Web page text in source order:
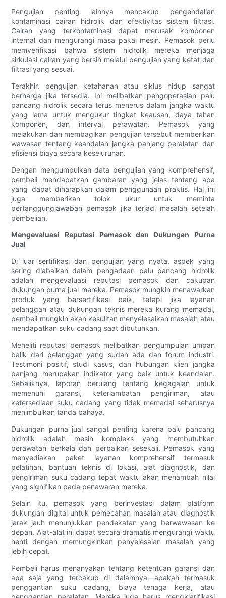
Pengujian penting lainnya mencakup pengendalian
kontaminasi cairan hidrolik dan efektivitas sistem filtrasi.
Cairan yang terkontaminasi dapat merusak komponen
internal dan mengurangi masa pakai mesin. Pemasok perlu
memverifikasi bahwa sistem hidrolik mereka menjaga
sirkulasi cairan yang bersih melalui pengujian yang ketat dan
filtrasi yang sesuai.
Terakhir, pengujian ketahanan atau siklus hidup sangat
berharga jika tersedia. Ini melibatkan pengoperasian palu
pancang hidrolik secara terus menerus dalam jangka waktu
yang lama untuk mengukur tingkat keausan, daya tahan
komponen, dan interval perawatan. Pemasok yang
melakukan dan membagikan pengujian tersebut memberikan
wawasan tentang keandalan jangka panjang peralatan dan
efisiensi biaya secara keseluruhan.
Dengan mengumpulkan data pengujian yang komprehensif,
pembeli mendapatkan gambaran yang jelas tentang apa
yang dapat diharapkan dalam penggunaan praktis. Hal ini
juga memberikan tolok ukur untuk meminta
pertanggungjawaban pemasok jika terjadi masalah setelah
pembelian.
Mengevaluasi Reputasi Pemasok dan Dukungan Purna
Jual
Di luar sertifikasi dan pengujian yang nyata, aspek yang
sering diabaikan dalam pengadaan palu pancang hidrolik
adalah mengevaluasi reputasi pemasok dan cakupan
dukungan purna jual mereka. Pemasok mungkin menawarkan
produk yang bersertifikasi baik, tetapi jika layanan
pelanggan atau dukungan teknis mereka kurang memadai,
pembeli mungkin akan kesulitan menyelesaikan masalah atau
mendapatkan suku cadang saat dibutuhkan.
Meneliti reputasi pemasok melibatkan pengumpulan umpan
balik dari pelanggan yang sudah ada dan forum industri.
Testimoni positif, studi kasus, dan hubungan klien jangka
panjang merupakan indikator yang baik untuk keandalan.
Sebaliknya, laporan berulang tentang kegagalan untuk
memenuhi garansi, keterlambatan pengiriman, atau
ketersediaan suku cadang yang tidak memadai seharusnya
menimbulkan tanda bahaya.
Dukungan purna jual sangat penting karena palu pancang
hidrolik adalah mesin kompleks yang membutuhkan
perawatan berkala dan perbaikan sesekali. Pemasok yang
menyediakan paket layanan komprehensif termasuk
pelatihan, bantuan teknis di lokasi, alat diagnostik, dan
pengiriman suku cadang tepat waktu akan menambah nilai
yang signifikan pada penawaran mereka.
Selain itu, pemasok yang berinvestasi dalam platform
dukungan digital untuk pemecahan masalah atau diagnostik
jarak jauh menunjukkan pendekatan yang berwawasan ke
depan. Alat-alat ini dapat secara dramatis mengurangi waktu
henti dengan memungkinkan penyelesaian masalah yang
lebih cepat.
Pembeli harus menanyakan tentang ketentuan garansi dan
apa saja yang tercakup di dalamnya—apakah termasuk
penggantian suku cadang, biaya tenaga kerja, atau